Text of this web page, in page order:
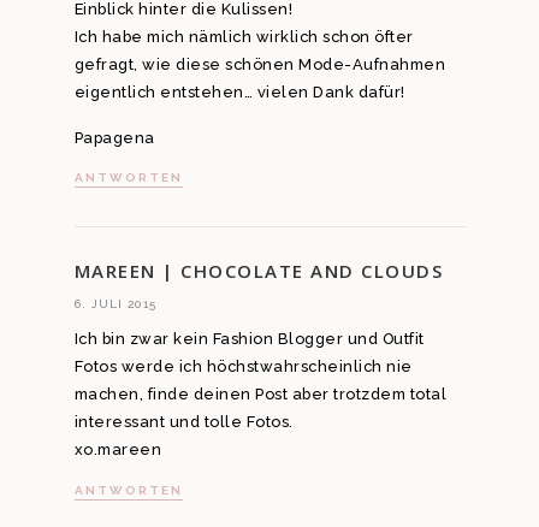
Einblick hinter die Kulissen!
Ich habe mich nämlich wirklich schon öfter
gefragt, wie diese schönen Mode-Aufnahmen
eigentlich entstehen… vielen Dank dafür!
Papagena
ANTWORTEN
MAREEN | CHOCOLATE AND CLOUDS
6. JULI 2015
Ich bin zwar kein Fashion Blogger und Outfit
Fotos werde ich höchstwahrscheinlich nie
machen, finde deinen Post aber trotzdem total
interessant und tolle Fotos.
xo.mareen
ANTWORTEN